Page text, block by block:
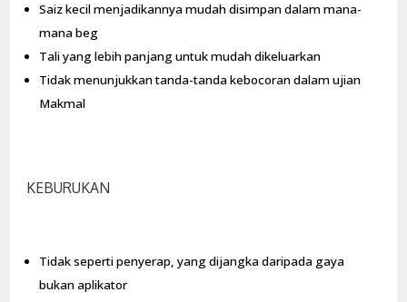
Saiz kecil menjadikannya mudah disimpan dalam mana-
mana beg
Tali yang lebih panjang untuk mudah dikeluarkan
Tidak menunjukkan tanda-tanda kebocoran dalam ujian
Makmal
KEBURUKAN
Tidak seperti penyerap, yang dijangka daripada gaya
bukan aplikator